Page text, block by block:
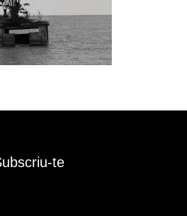
te